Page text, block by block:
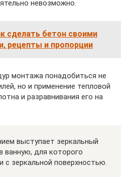
невозможно.
сделать бетон своими
рецепты и пропорции
монтажа понадобиться не
но и применение тепловой
и разравнивания его на
выступает зеркальный
ванную, для которого
с зеркальной поверхностью.